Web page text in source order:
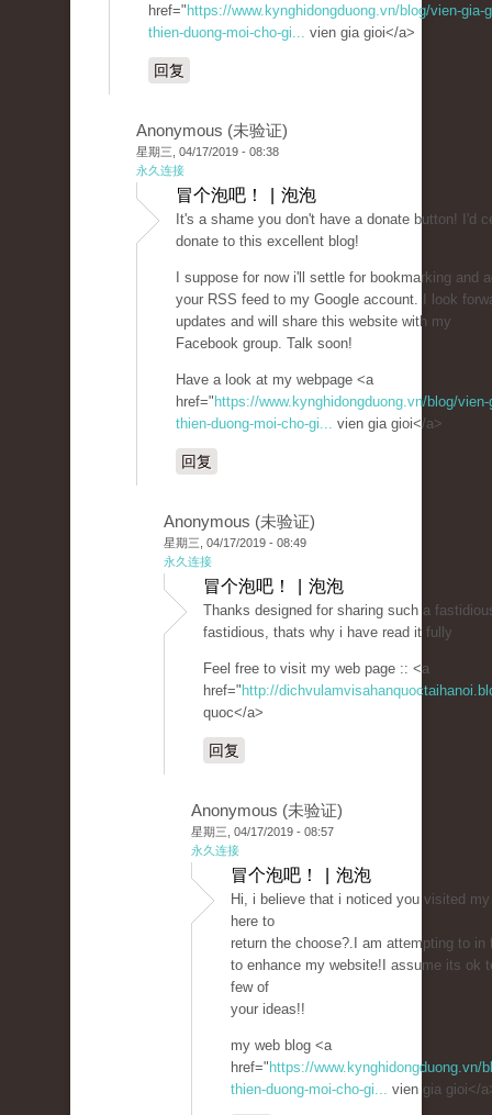
href=" https://www.kynghidongduong.vn/blog/vien-gia-
thien-duong-moi-cho-gi... vien gia gioi</a>
回复
Anonymous (未验证)
星期三, 04/17/2019 - 08:38
永久连接
冒个泡吧！ | 泡泡
It's a shame you don't have a donate button! I'd
donate to this excellent blog!
I suppose for now i'll settle for bookmarking and
your RSS feed to my Google account. I look
updates and will share this website with my
Facebook group. Talk soon!
Have a look at my webpage <a
href=" https://www.kynghidongduong.vn/blog/vien-
thien-duong-moi-cho-gi... vien gia gioi</a>
回复
Anonymous (未验证)
星期三, 04/17/2019 - 08:49
永久连接
冒个泡吧！ | 泡泡
Thanks designed for sharing such a
fastidious, thats why i have read it fully
Feel free to visit my web page :: <a
href=" http://
quoc</a>
回复
Anonymous (未验证)
星期三, 04/17/2019 - 08:57
永久连接
冒个泡吧！ | 泡泡
Hi, i believe that i noticed you visited
here to
return the choose?.I am attempting to in
to enhance my website!I assume its ok
few of
your ideas!!
my web blog <a
href=" https://www.kynghidongduong.vn/
thien-duong-moi-cho-gi... vien gia gioi</